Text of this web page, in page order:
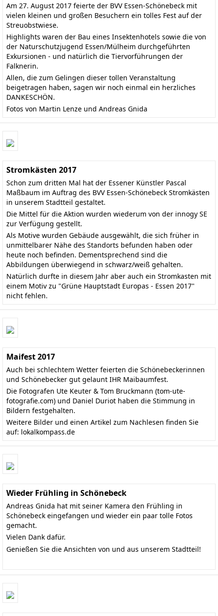
Am 27. August 2017 feierte der BVV Essen-Schönebeck mit
vielen kleinen und großen Besuchern ein tolles Fest auf der
Streuobstwiese.
Highlights waren der Bau eines Insektenhotels sowie die von
der Naturschutzjugend Essen/Mülheim durchgeführten
Exkursionen - und natürlich die Tiervorführungen der
Falknerin.
Allen, die zum Gelingen dieser tollen Veranstaltung
beigetragen haben, sagen wir noch einmal ein herzliches
DANKESCHÖN.
Fotos von Martin Lenze und Andreas Gnida
Stromkästen 2017
Schon zum dritten Mal hat der Essener Künstler Pascal
Maßbaum im Auftrag des BVV Essen-Schönebeck Stromkästen
in unserem Stadtteil gestaltet.
Die Mittel für die Aktion wurden wiederum von der innogy SE
zur Verfügung gestellt.
Als Motive wurden Gebäude ausgewählt, die sich früher in
unmittelbarer Nähe des Standorts befunden haben oder
heute noch befinden. Dementsprechend sind die
Abbildungen überwiegend in schwarz/weiß gehalten.
Natürlich durfte in diesem Jahr aber auch ein Stromkasten mit
einem Motiv zu "Grüne Hauptstadt Europas - Essen 2017"
nicht fehlen.
Maifest 2017
Auch bei schlechtem Wetter feierten die Schönebeckerinnen
und Schönebecker gut gelaunt IHR Maibaumfest.
Die Fotografen Ute Keuter & Tom Bruckmann (tom-ute-
fotografie.com) und Daniel Duriot haben die Stimmung in
Bildern festgehalten.
Weitere Bilder und einen Artikel zum Nachlesen finden Sie
auf: lokalkompass.de
Wieder Frühling in Schönebeck
Andreas Gnida hat mit seiner Kamera den Frühling in
Schönebeck eingefangen und wieder ein paar tolle Fotos
gemacht.
Vielen Dank dafür.
Genießen Sie die Ansichten von und aus unserem Stadtteil!